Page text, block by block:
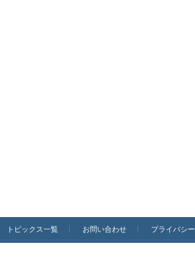
トピックス一覧 お問い合わせ プライバシ